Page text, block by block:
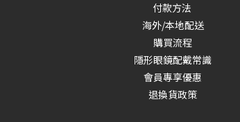
付款方法
海外/本地配送
購買流程
隱形眼鏡配戴常識
會員專享優惠
退換貨政策